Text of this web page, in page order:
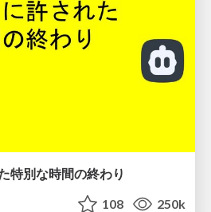
特別な時間の終わり
108 250k